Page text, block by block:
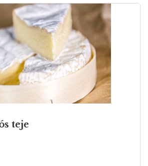
több szálon kötődik, elég, ha a
ban működő Nemsüti Bisztrót
Krisztián legfontosabb
életszeretet, ami minden
árad.
teje